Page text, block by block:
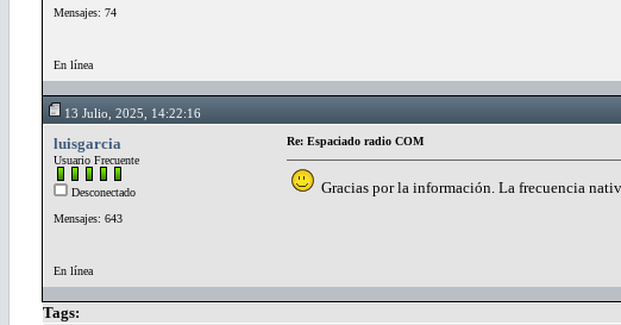
Mensajes: 74
En línea
13 Julio, 2025, 14:22:16
luisgarcia
Usuario Frecuente
Desconectado
Mensajes: 643
En línea
Re: Espaciado radio COM
Gracias por la información. La frecuencia
Tags: